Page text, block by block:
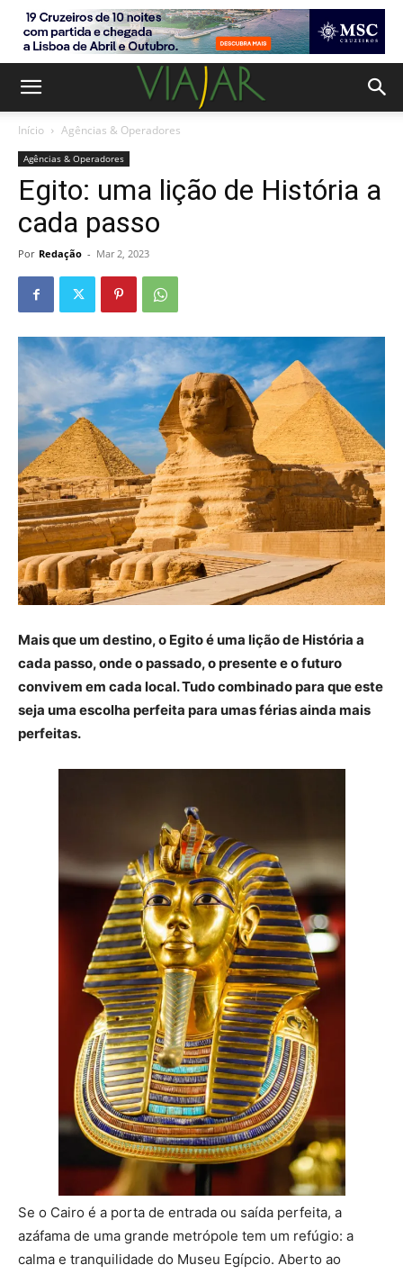
Início Agências & Operadores
Agências & Operadores
Egito: uma lição de História a
cada passo
Por Redação - Mar 2, 2023
Mais que um destino, o Egito é uma lição de História a
cada passo, onde o passado, o presente e o futuro
convivem em cada local. Tudo combinado para que este
seja uma escolha perfeita para umas férias ainda mais
perfeitas.
Se o Cairo é a porta de entrada ou saída perfeita, a
azáfama de uma grande metrópole tem um refúgio: a
calma e tranquilidade do Museu Egípcio. Aberto ao